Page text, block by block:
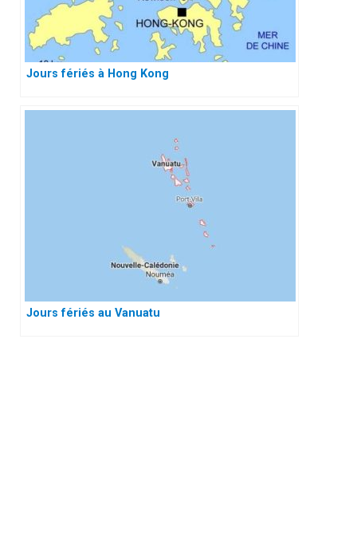
Jours fériés à Hong Kong
Jours fériés au Vanuatu